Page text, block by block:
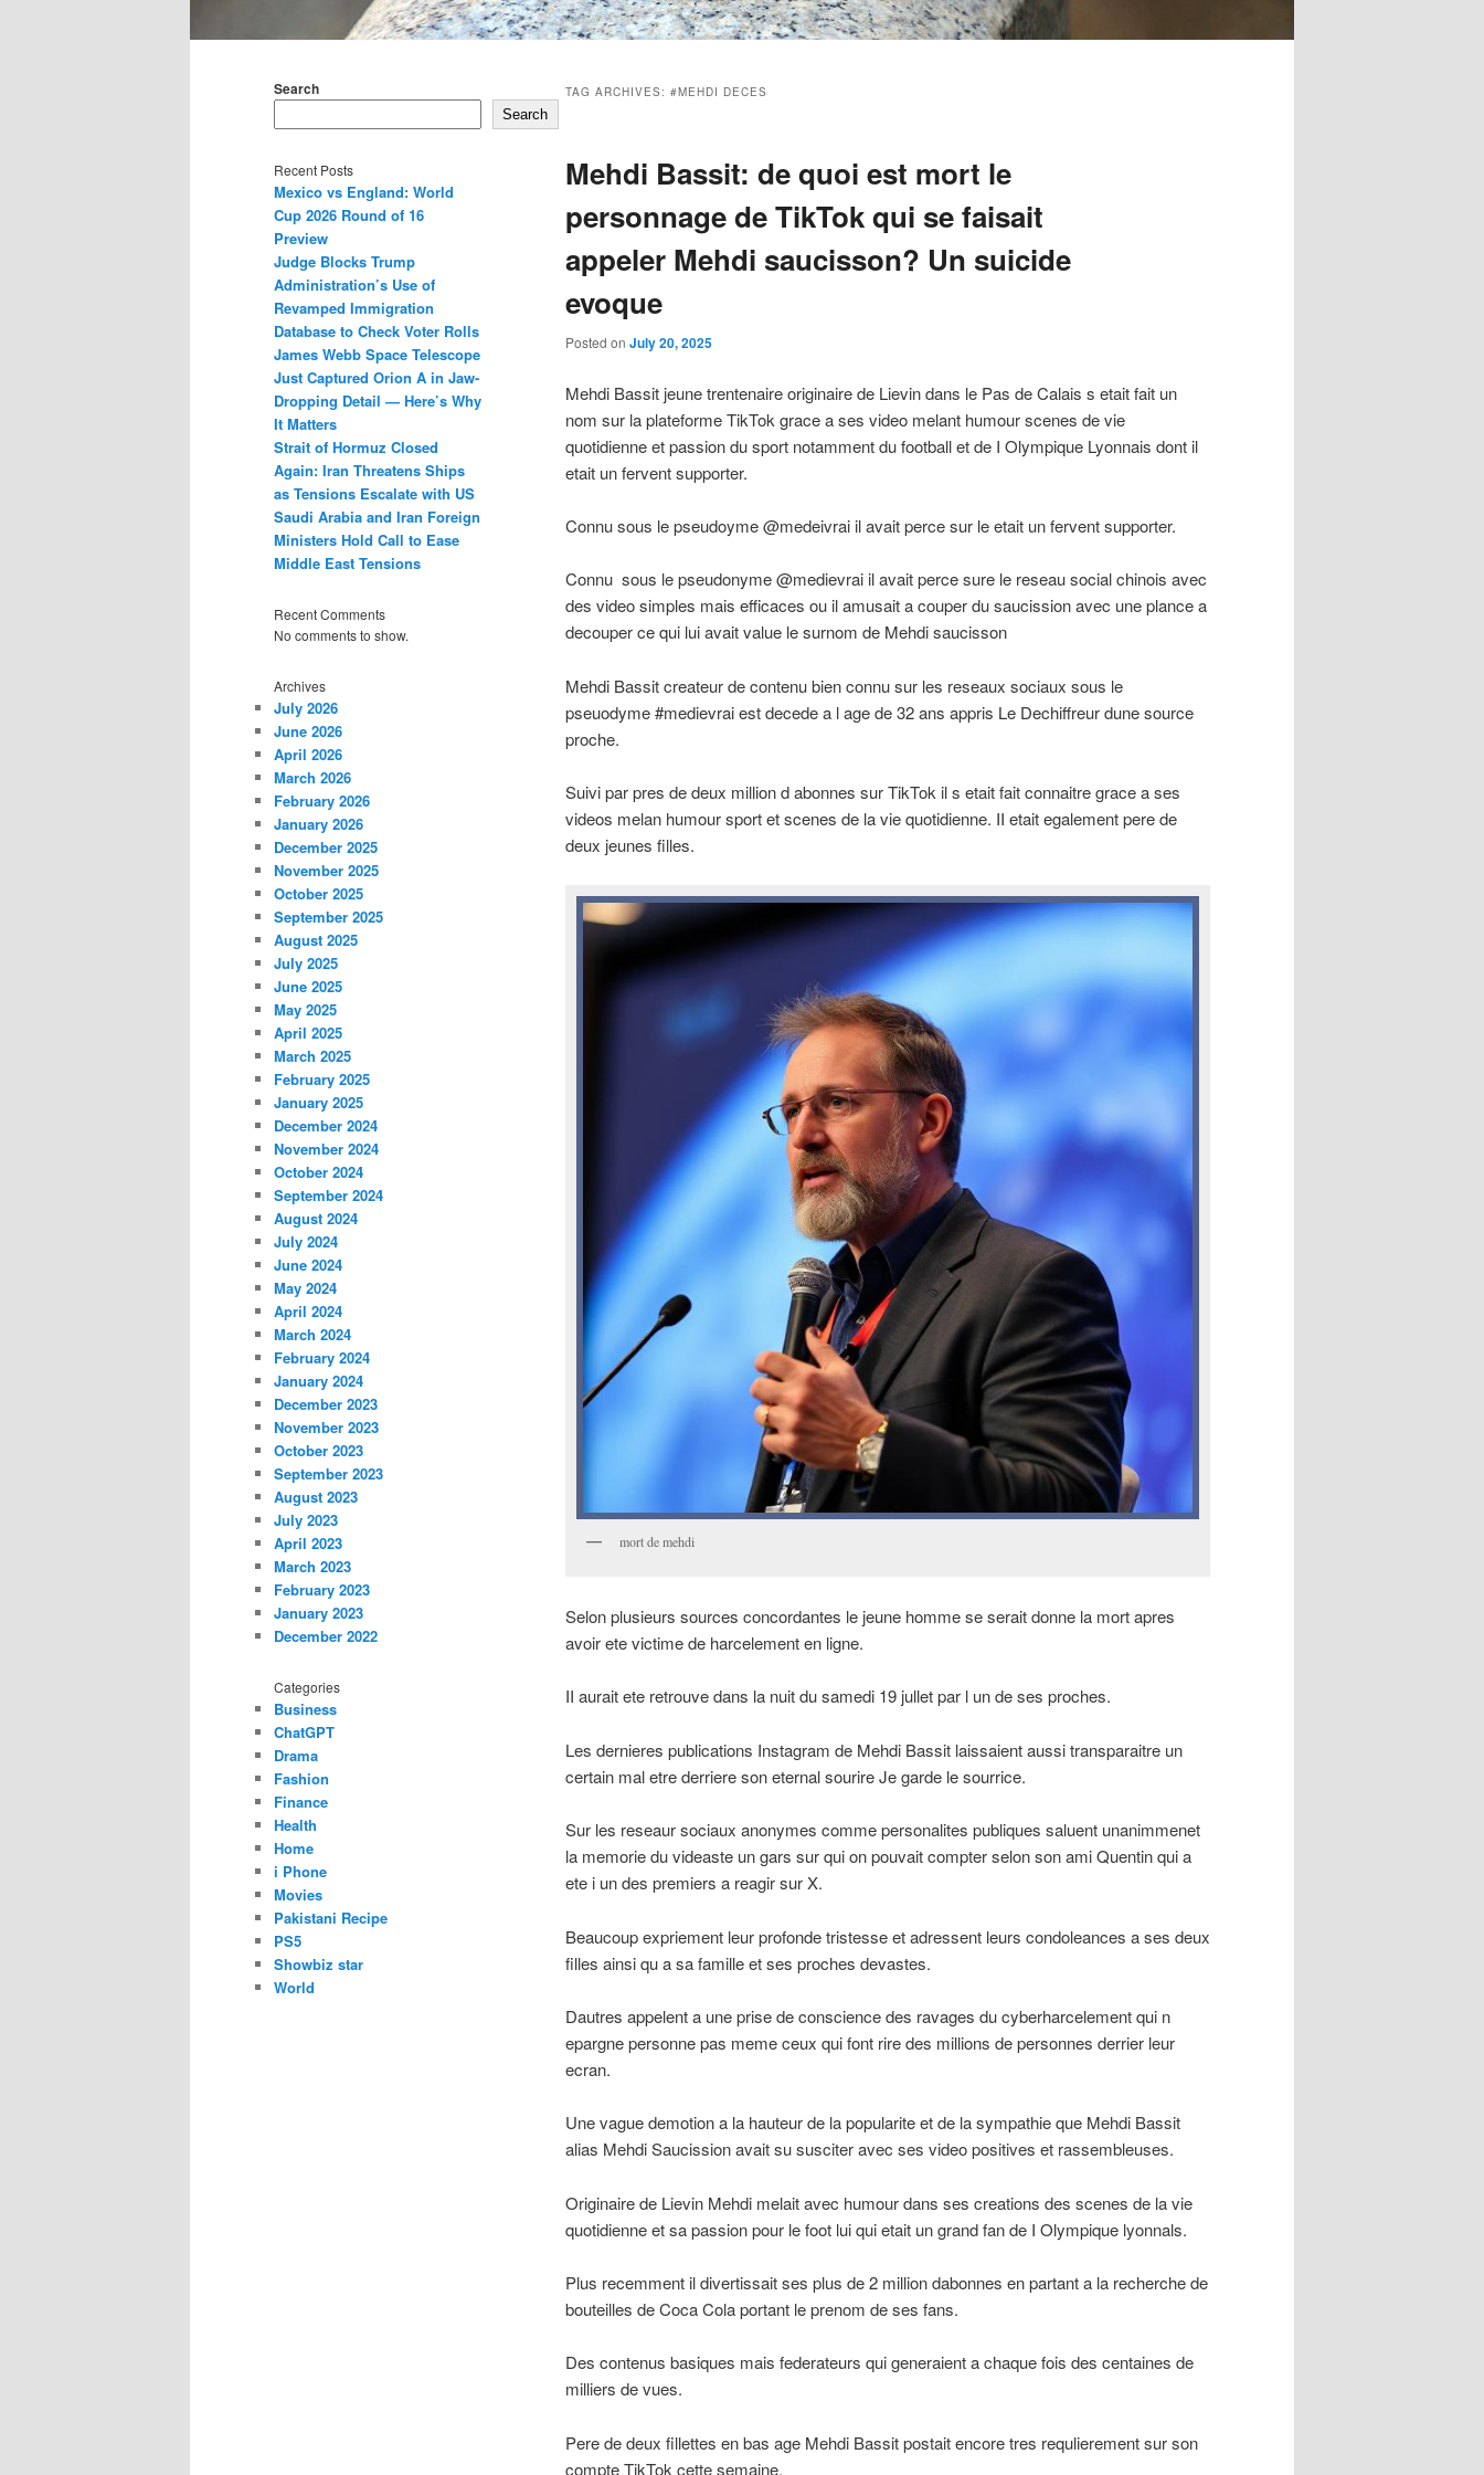
TAG ARCHIVES: #MEHDI DECES
Mehdi Bassit: de quoi est mort le
personnage de TikTok qui se faisait
appeler Mehdi saucisson? Un suicide
evoque
Posted on July 20, 2025
Mehdi Bassit jeune trentenaire originaire de Lievin dans le Pas de Calais s etait fait un
nom sur la plateforme TikTok grace a ses video melant humour scenes de vie
quotidienne et passion du sport notamment du football et de I Olympique Lyonnais dont il
etait un fervent supporter.
Connu sous le pseudoyme @medeivrai il avait perce sur le etait un fervent supporter.
Connu sous le pseudonyme @medievrai il avait perce sure le reseau social chinois avec
des video simples mais efficaces ou il amusait a couper du saucission avec une plance a
decouper ce qui lui avait value le surnom de Mehdi saucisson
Mehdi Bassit createur de contenu bien connu sur les reseaux sociaux sous le
pseuodyme #medievrai est decede a l age de 32 ans appris Le Dechiffreur dune source
proche.
Suivi par pres de deux million d abonnes sur TikTok il s etait fait connaitre grace a ses
videos melan humour sport et scenes de la vie quotidienne. II etait egalement pere de
deux jeunes filles.
mort de mehdi
Selon plusieurs sources concordantes le jeune homme se serait donne la mort apres
avoir ete victime de harcelement en ligne.
II aurait ete retrouve dans la nuit du samedi 19 jullet par l un de ses proches.
Les dernieres publications Instagram de Mehdi Bassit laissaient aussi transparaitre un
certain mal etre derriere son eternal sourire Je garde le sourrice.
Sur les reseaur sociaux anonymes comme personalites publiques saluent unanimmenet
la memorie du videaste un gars sur qui on pouvait compter selon son ami Quentin qui a
ete i un des premiers a reagir sur X.
Beaucoup expriement leur profonde tristesse et adressent leurs condoleances a ses deux
filles ainsi qu a sa famille et ses proches devastes.
Dautres appelent a une prise de conscience des ravages du cyberharcelement qui n
epargne personne pas meme ceux qui font rire des millions de personnes derrier leur
ecran.
Une vague demotion a la hauteur de la popularite et de la sympathie que Mehdi Bassit
alias Mehdi Saucission avait su susciter avec ses video positives et rassembleuses.
Originaire de Lievin Mehdi melait avec humour dans ses creations des scenes de la vie
quotidienne et sa passion pour le foot lui qui etait un grand fan de I Olympique lyonnals.
Plus recemment il divertissait ses plus de 2 million dabonnes en partant a la recherche de
bouteilles de Coca Cola portant le prenom de ses fans.
Des contenus basiques mais federateurs qui generaient a chaque fois des centaines de
milliers de vues.
Pere de deux fillettes en bas age Mehdi Bassit postait encore tres requlierement sur son
compte TikTok cette semaine.
Search
Search
Recent Posts
Mexico vs England: World
Cup 2026 Round of 16
Preview
Judge Blocks Trump
Administration’s Use of
Revamped Immigration
Database to Check Voter Rolls
James Webb Space Telescope
Just Captured Orion A in Jaw-
Dropping Detail — Here’s Why
It Matters
Strait of Hormuz Closed
Again: Iran Threatens Ships
as Tensions Escalate with US
Saudi Arabia and Iran Foreign
Ministers Hold Call to Ease
Middle East Tensions
Recent Comments
No comments to show.
Archives
July 2026
June 2026
April 2026
March 2026
February 2026
January 2026
December 2025
November 2025
October 2025
September 2025
August 2025
July 2025
June 2025
May 2025
April 2025
March 2025
February 2025
January 2025
December 2024
November 2024
October 2024
September 2024
August 2024
July 2024
June 2024
May 2024
April 2024
March 2024
February 2024
January 2024
December 2023
November 2023
October 2023
September 2023
August 2023
July 2023
April 2023
March 2023
February 2023
January 2023
December 2022
Categories
Business
ChatGPT
Drama
Fashion
Finance
Health
Home
i Phone
Movies
Pakistani Recipe
PS5
Showbiz star
World